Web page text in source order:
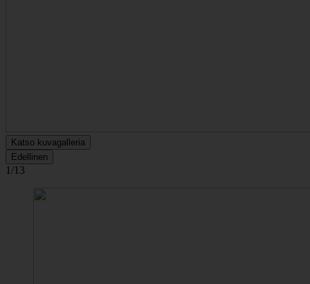
Katso kuvagalleria
Edellinen
1/13